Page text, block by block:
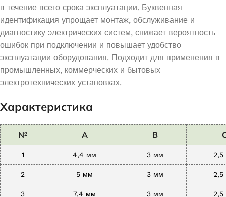
в течение всего срока эксплуатации. Буквенная
идентификация упрощает монтаж, обслуживание и
диагностику электрических систем, снижает вероятность
ошибок при подключении и повышает удобство
эксплуатации оборудования. Подходит для применения в
промышленных, коммерческих и бытовых
электротехнических установках.
Характеристика
№ A B
1 4,4 мм 3 мм
2 5 мм 3 мм
3 7,4 мм 3 мм